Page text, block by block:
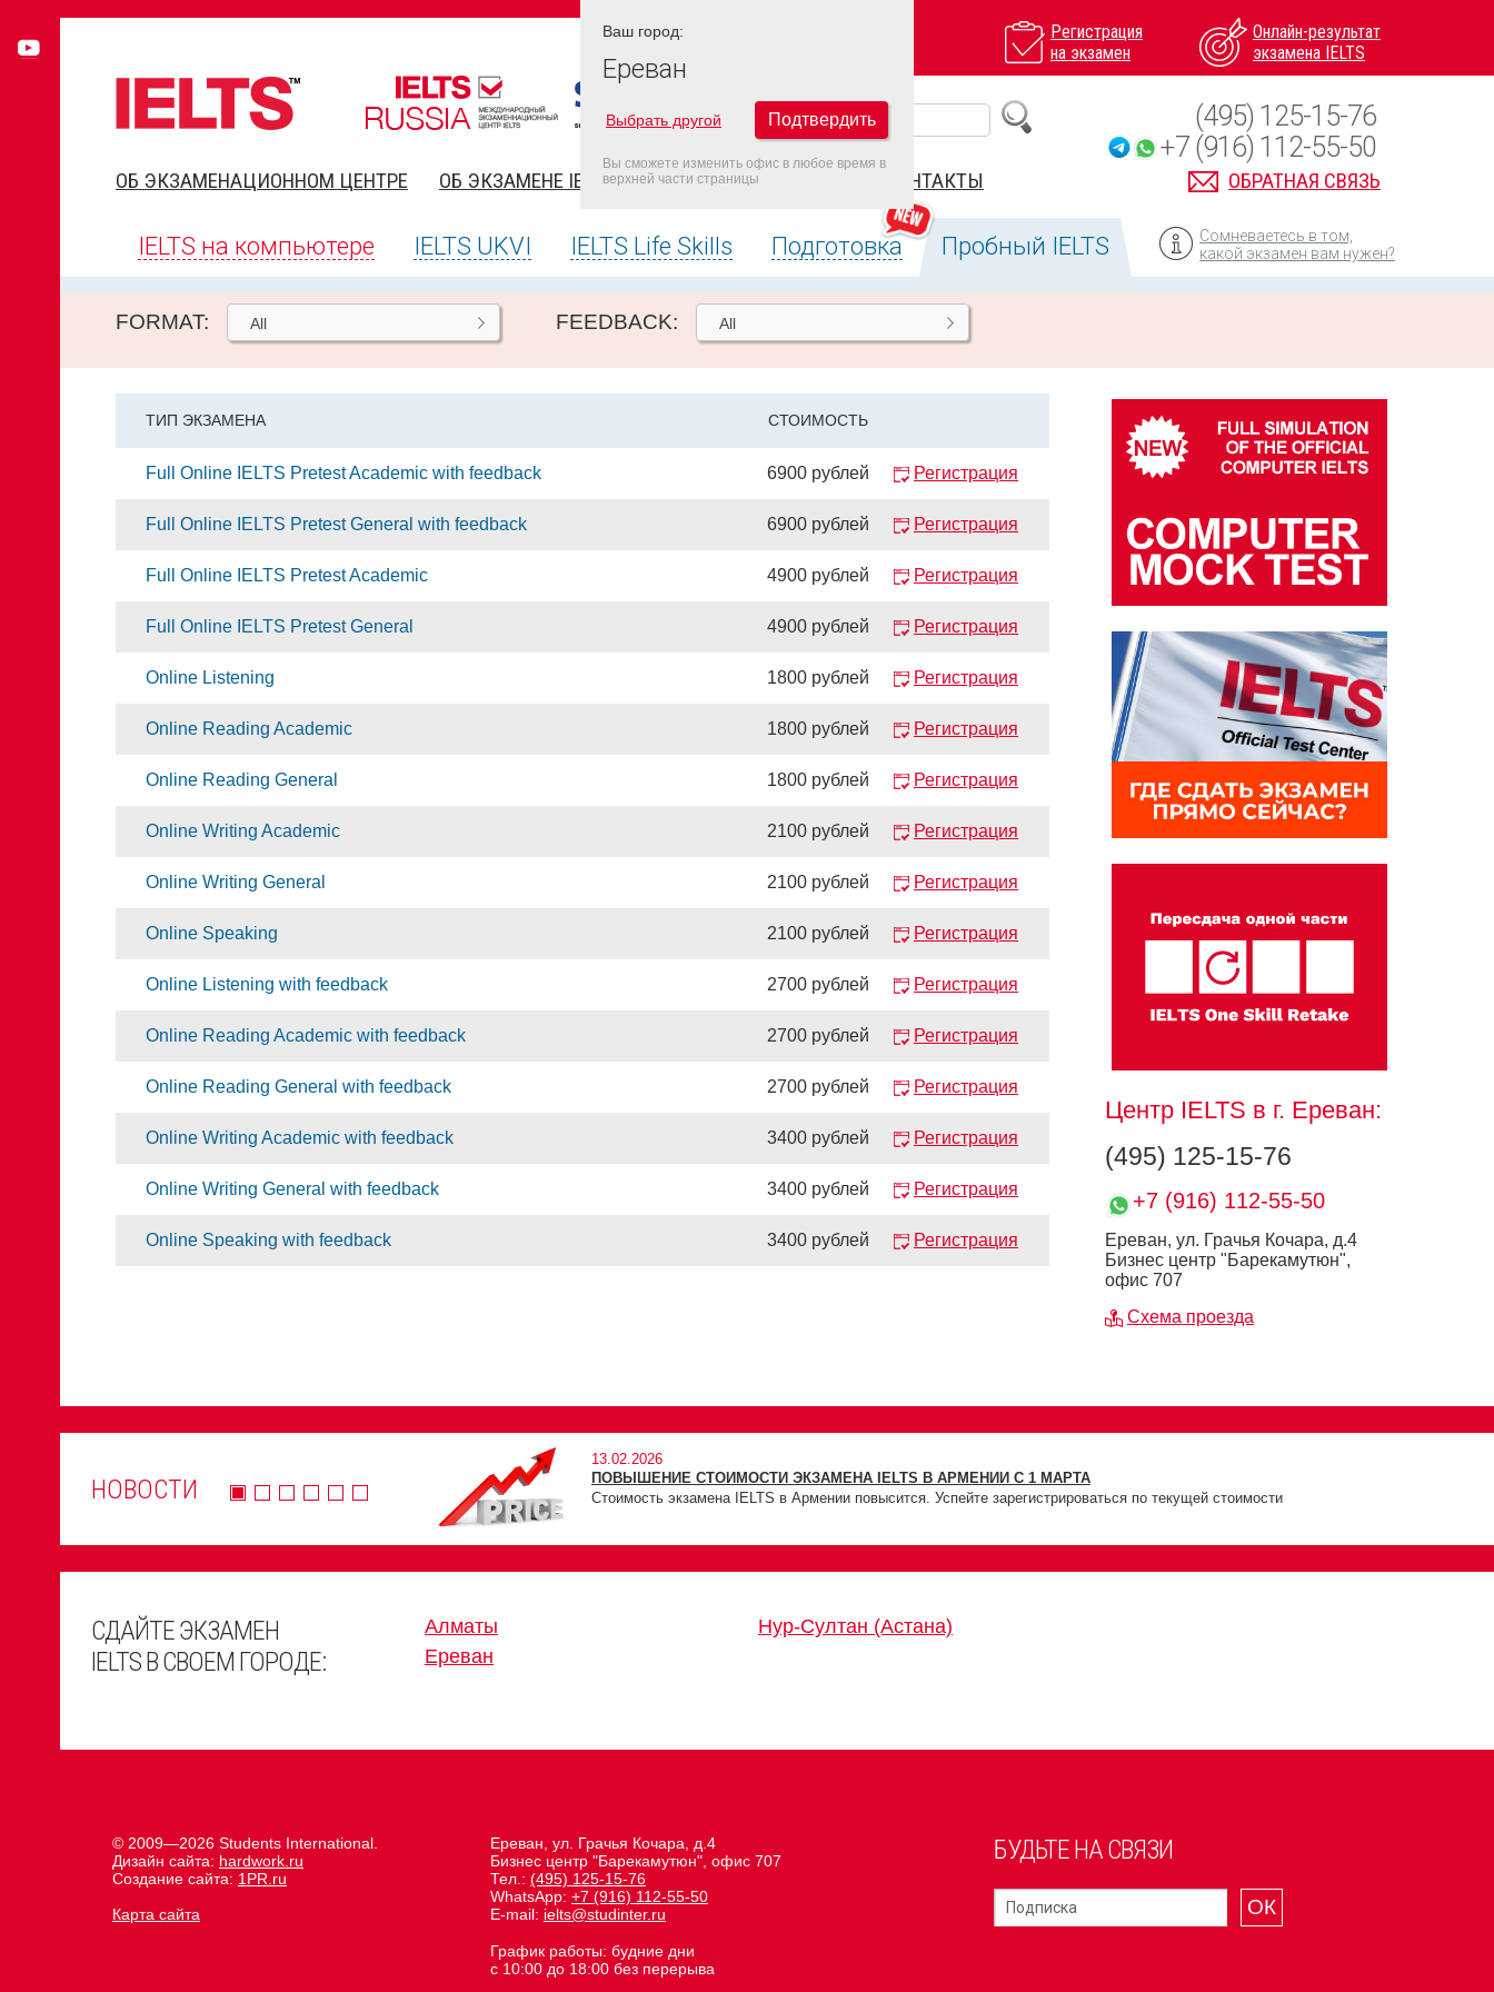
Регистрация
на экзамен
Онлайн-результат
экзамена IELTS
ОБ ЭКЗАМЕНАЦИОННОМ ЦЕНТРЕ ОБ ЭКЗАМЕНЕ IELTS FAQ ДАТЫ IELTS 2026 КОНТАКТЫ ОБРАТНАЯ СВЯЗЬ
(495) 125-15-76
+7 (916) 112-55-50
IELTS на компьютере IELTS UKVI IELTS Life Skills Подготовка Пробный IELTS
Сомневаетесь в том,
какой экзамен вам нужен?
FORMAT: All FEEDBACK: All
ТИП ЭКЗАМЕНА СТОИМОСТЬ
Full Online IELTS Pretest Academic with feedback 6900 рублей Регистрация
Full Online IELTS Pretest General with feedback 6900 рублей Регистрация
Full Online IELTS Pretest Academic 4900 рублей Регистрация
Full Online IELTS Pretest General 4900 рублей Регистрация
Online Listening 1800 рублей Регистрация
Online Reading Academic 1800 рублей Регистрация
Online Reading General 1800 рублей Регистрация
Online Writing Academic 2100 рублей Регистрация
Online Writing General 2100 рублей Регистрация
Online Speaking 2100 рублей Регистрация
Online Listening with feedback 2700 рублей Регистрация
Online Reading Academic with feedback 2700 рублей Регистрация
Online Reading General with feedback 2700 рублей Регистрация
Online Writing Academic with feedback 3400 рублей Регистрация
Online Writing General with feedback 3400 рублей Регистрация
Online Speaking with feedback 3400 рублей Регистрация
Центр IELTS в г. Ереван:
(495) 125-15-76
+7 (916) 112-55-50
Ереван, ул. Грачья Кочара, д.4
Бизнес центр "Барекамутюн",
офис 707
Схема проезда
НОВОСТИ
13.02.2026
ПОВЫШЕНИЕ СТОИМОСТИ ЭКЗАМЕНА IELTS В АРМЕНИИ С 1 МАРТА
Стоимость экзамена IELTS в Армении повысится. Успейте зарегистрироваться по текущей стоимости
СДАЙТЕ ЭКЗАМЕН
IELTS В СВОЕМ ГОРОДЕ:
Алматы
Ереван
Нур-Султан (Астана)
БУДЬТЕ НА СВЯЗИ
ОК
Ереван, ул. Грачья Кочара, д.4
Бизнес центр "Барекамутюн", офис 707
Тел.: (495) 125-15-76
WhatsApp: +7 (916) 112-55-50
E-mail: ielts@studinter.ru
График работы: будние дни
с 10:00 до 18:00 без перерыва
© 2009—2026 Students International.
Дизайн сайта: hardwork.ru
Создание сайта: 1PR.ru
Карта сайта
Ваш город:
Ереван
Выбрать другой Подтвердить
Вы сможете изменить офис в любое время в
верхней части страницы